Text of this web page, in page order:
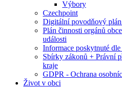
Výbory
Czechpoint
Digitální povodňový
Plán činnosti orgánů
události
Informace poskytnuté dle
Sbírky zákonů + Právní
kraje
GDPR - Ochrana
Život v obci